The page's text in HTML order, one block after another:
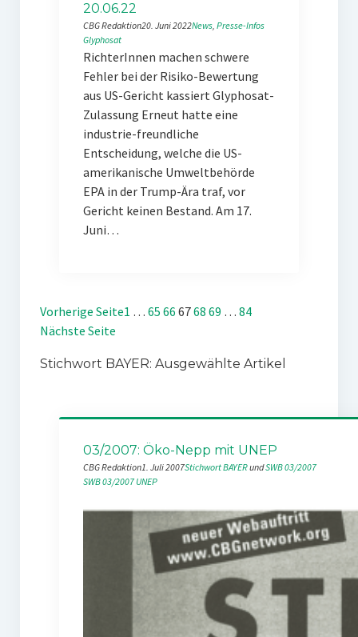
20.06.22
CBG Redaktion20. Juni 2022News, Presse-Infos
Glyphosat
RichterInnen machen schwere
Fehler bei der Risiko-Bewertung
aus US-Gericht kassiert Glyphosat-
Zulassung Erneut hatte eine
industrie-freundliche
Entscheidung, welche die US-
amerikanische Umweltbehörde
EPA in der Trump-Ära traf, vor
Gericht keinen Bestand. Am 17.
Juni…
Vorherige Seite1 … 65 66 6768 69 … 84
Nächste Seite
Stichwort BAYER: Ausgewählte Artikel
03/2007: Öko-Nepp mit UNEP
CBG Redaktion1. Juli 2007Stichwort BAYER und SWB 03/2007
SWB 03/2007 UNEP